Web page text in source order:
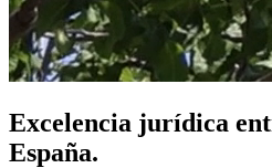
Excelencia jurídica
España.